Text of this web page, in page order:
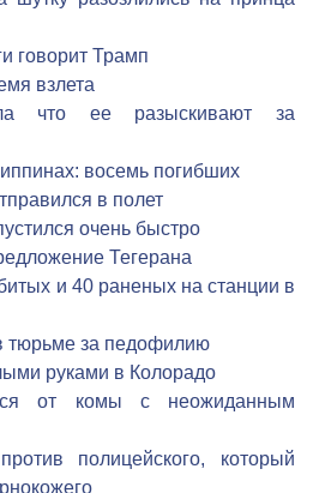
говорит Трамп
взлета
что ее разыскивают за
восемь погибших
в полет
очень быстро
Тегерана
и 40 раненых на станции в
тюрьме за педофилию
руками в Колорадо
от комы с неожиданным
полицейского, который